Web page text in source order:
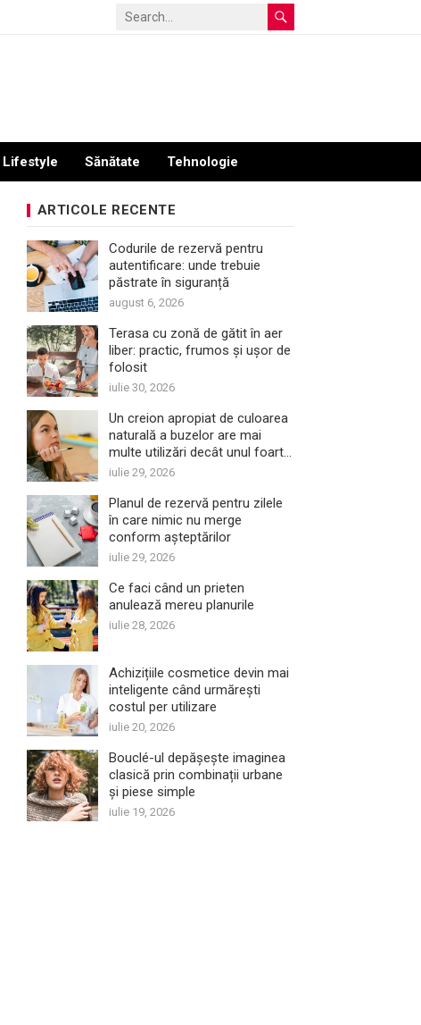
Lifestyle Sănătate Tehnologie
ARTICOLE RECENTE
Codurile de rezervă pentru
autentificare: unde trebuie
păstrate în siguranță
august 6, 2026
Terasa cu zonă de gătit în aer
liber: practic, frumos și ușor de
folosit
iulie 30, 2026
Un creion apropiat de culoarea
naturală a buzelor are mai
multe utilizări decât unul foarte
închis
iulie 29, 2026
Planul de rezervă pentru zilele
în care nimic nu merge
conform așteptărilor
iulie 29, 2026
Ce faci când un prieten
anulează mereu planurile
iulie 28, 2026
Achizițiile cosmetice devin mai
inteligente când urmărești
costul per utilizare
iulie 20, 2026
Bouclé-ul depășește imaginea
clasică prin combinații urbane
și piese simple
iulie 19, 2026